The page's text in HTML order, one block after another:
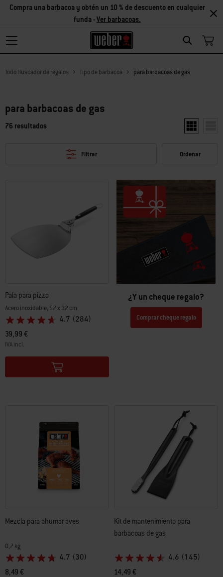
Search
Compra una barbacoa y obtén un 10 % de descuento en cualquier
funda -Ver barbacoas.
Todo Buscador de regalos Tipo de barbacoa para barbacoas de gas
para barbacoas de gas
76 resultados Mostrar
Filtrar Ordenar
Pala para pizza
Acero inoxidable, 57 x 32 cm
4.7 (284)
39,99 €
IVA incl.
Color Options
¿Y un cheque regalo?
Comprar cheque regalo
Mezcla para ahumar aves
0,7 kg
4.7 (30)
8,49 €
Kit de mantenimiento para
barbacoas de gas
4.6 (145)
14,49 €